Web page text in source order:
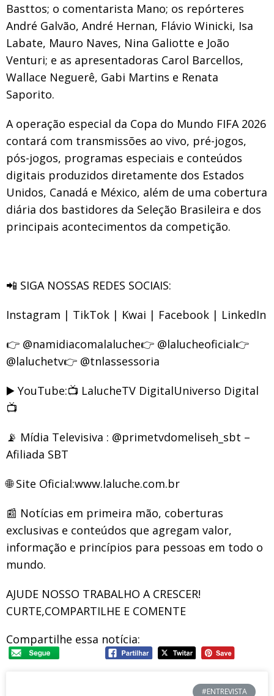
Basttos; o comentarista Mano; os repórteres
André Galvão, André Hernan, Flávio Winicki, Isa
Labate, Mauro Naves, Nina Galiotte e João
Venturi; e as apresentadoras Carol Barcellos,
Wallace Neguerê, Gabi Martins e Renata
Saporito.
A operação especial da Copa do Mundo FIFA 2026
contará com transmissões ao vivo, pré-jogos,
pós-jogos, programas especiais e conteúdos
digitais produzidos diretamente dos Estados
Unidos, Canadá e México, além de uma cobertura
diária dos bastidores da Seleção Brasileira e dos
principais acontecimentos da competição.
📲 SIGA NOSSAS REDES SOCIAIS:
Instagram | TikTok | Kwai | Facebook | LinkedIn
👉 @namidiacomalaluche👉 @lalucheoficial👉
@laluchetv👉 @tnlassessoria
▶️ YouTube:📺 LalucheTV DigitalUniverso Digital
📺
📡 Mídia Televisiva : @primetvdomeliseh_sbt –
Afiliada SBT
🌐 Site Oficial:www.laluche.com.br
📰 Notícias em primeira mão, coberturas
exclusivas e conteúdos que agregam valor,
informação e princípios para pessoas em todo o
mundo.
AJUDE NOSSO TRABALHO A CRESCER!
CURTE,COMPARTILHE E COMENTE
Compartilhe essa notícia:
#ENTREVISTA